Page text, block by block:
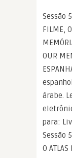
Sessão
FILME,
OUR
árabe.
para:
Sessão
O ATLAS